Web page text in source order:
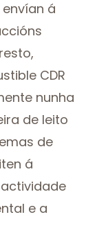
á
CDR
nunha
de leito
de
á
e a